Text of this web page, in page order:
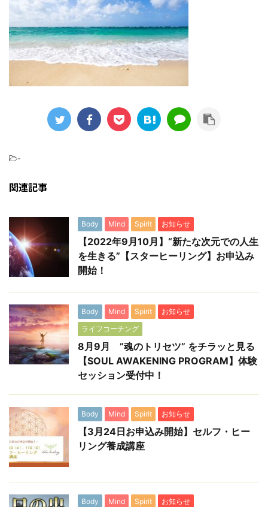
-
関連記事
Body Mind Spirit お知らせ
【2022年9月10月】“新たな次元での人生
を生きる”【スターヒーリング】お申込み
開始！
Body Mind Spirit
お知らせ
ライフコーチング
8月9月 ”魂のトリセツ” をチラッと見る
【SOUL AWAKENING PROGRAM】体験
セッション受付中！
Body Mind Spirit お知らせ
【3月24日お申込み開始】セルフ・ヒー
リング養成講座
Body Mind Spirit
お知らせ